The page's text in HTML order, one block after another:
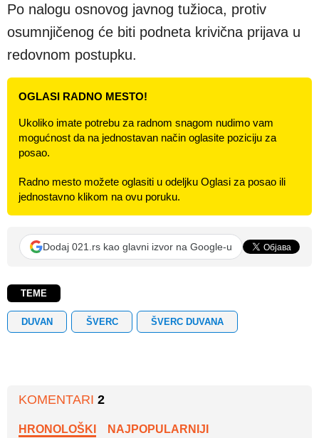
Po nalogu osnovog javnog tužioca, protiv
osumnjičenog će biti podneta krivična prijava u
redovnom postupku.
OGLASI RADNO MESTO!
Ukoliko imate potrebu za radnom snagom nudimo vam
mogućnost da na jednostavan način oglasite poziciju za
posao.
Radno mesto možete oglasiti u odeljku Oglasi za posao ili
jednostavno klikom na ovu poruku.
Dodaj 021.rs kao glavni izvor na Google-u
TEME
DUVAN ŠVERC ŠVERC DUVANA
KOMENTARI 2
HRONOLOŠKI NAJPOPULARNIJI